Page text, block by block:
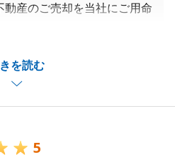
を読む
動産のご売却を当社にご用命
したが、迅速にご対応いただ
にお取引を完了することが出
いいたします。
5